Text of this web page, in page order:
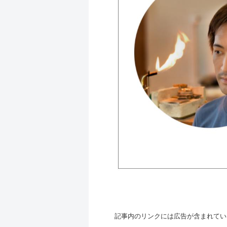
記事内のリンクには広告が含まれて